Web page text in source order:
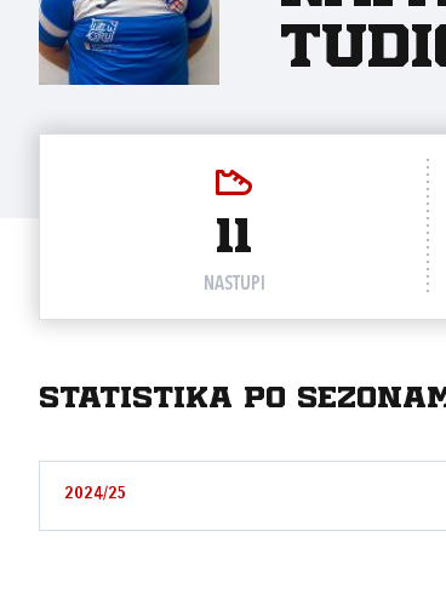
11
NASTUPI
Statistika po
2024/25